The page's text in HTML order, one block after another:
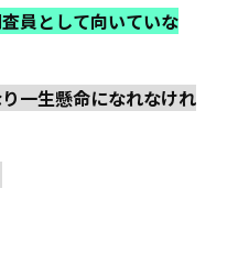
員として向いていな
一生懸命になれなけれ